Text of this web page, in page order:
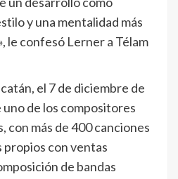
y una mentalidad más
le confesó Lerner a Télam
el 7 de diciembre de
de los compositores
con más de 400 canciones
propios con ventas
de bandas